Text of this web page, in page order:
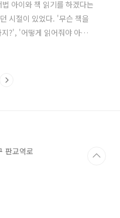
아이와 책 읽기를 하겠다는
시절이 있었다. '무슨 책을
?', '어떻게 읽어줘야 아이
작조차 엄두가 나질 않을 때
책과 멀어진 지 오래되어서
판교역로